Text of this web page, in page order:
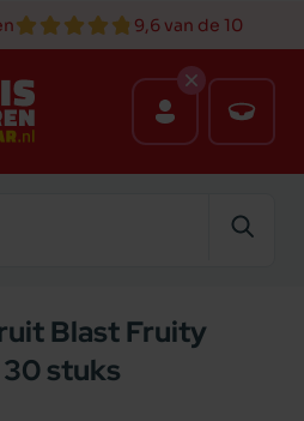
9,6 van de 10
Blast Fruity
stuks